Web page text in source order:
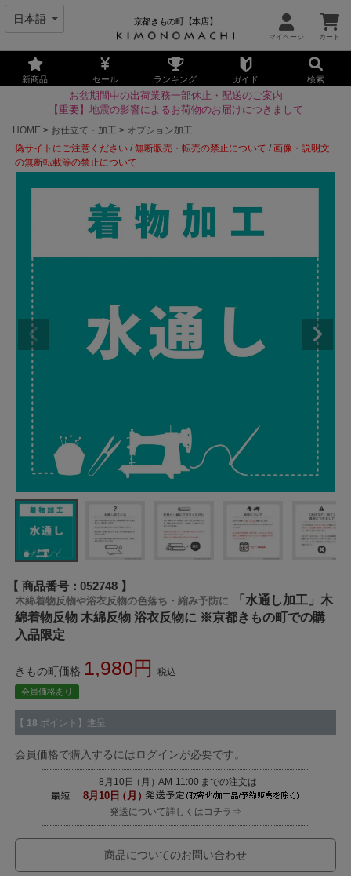
京都きもの町【本店】
新商品 セール ランキング ガイド 検索
お盆期間中の出荷業務一部休止・配送のご案内
【重要】地震の影響によるお荷物のお届けにつきまして
HOME
お仕立て・加工
オプション加工
偽サイトにご注意ください /無断販売・転売の禁止について /画像・説明文
の無断転載等の禁止について
商品番号 052748
木綿着物反物や浴衣反物の色落ち・縮み予防に
「水通し加工」木
綿着物反物 木綿反物 浴衣反物に ※京都きもの町での購
入品限定
きもの町価格 1,980 税込
会員価格あり
【 18 ポイント】進呈
会員価格で購入するにはログインが必要です。
発送について詳しくはコチラ⇒
商品についてのお問い合わせ